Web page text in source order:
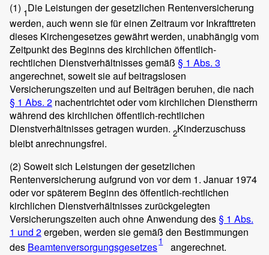
(1) 1Die Leistungen der gesetzlichen Rentenversicherung
werden, auch wenn sie für einen Zeitraum vor Inkrafttreten
dieses Kirchengesetzes gewährt werden, unabhängig vom
Zeitpunkt des Beginns des kirchlichen öffentlich-
rechtlichen Dienstverhältnisses gemäß § 1 Abs. 3
angerechnet, soweit sie auf beitragslosen
Versicherungszeiten und auf Beiträgen beruhen, die nach
§ 1 Abs. 2 nachentrichtet oder vom kirchlichen Dienstherrn
während des kirchlichen öffentlich-rechtlichen
Dienstverhältnisses getragen wurden. 2Kinderzuschuss
bleibt anrechnungsfrei.
(2) Soweit sich Leistungen der gesetzlichen
Rentenversicherung aufgrund von vor dem 1. Januar 1974
oder vor späterem Beginn des öffentlich-rechtlichen
kirchlichen Dienstverhältnisses zurückgelegten
Versicherungszeiten auch ohne Anwendung des§ 1 Abs.
1 und 2ergeben, werden sie gemäß den Bestimmungen
des Beamtenversorgungsgesetzes1
angerechnet.